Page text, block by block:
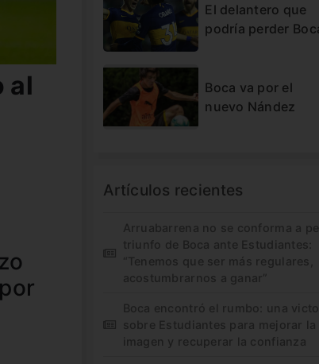
al
El delantero que
podría perder
Boca va por el
nuevo Nández
Artículos recientes
Arruabarrena no se conforma a
triunfo de Boca ante Estudiantes:
“Tenemos que ser más regulares,
acostumbrarnos a ganar”
Boca encontró el rumbo: una
sobre Estudiantes para mejorar la
imagen y recuperar la confianza